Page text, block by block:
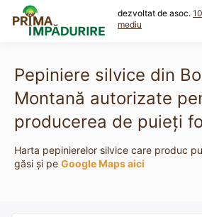
content
dezvoltat de asoc.
mediu
Pepiniere silvice din
Montană autorizate
producerea de puieți
Harta pepinierelor silvice care produc
găsi și pe Google Maps aici